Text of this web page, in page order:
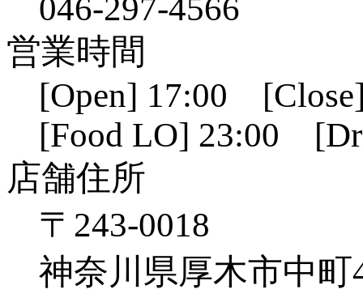
046-297-4566
営業時間
[Open] 17:00
[Food LO] 23:00
店舗住所
〒243-0018
神奈川県厚木市中町